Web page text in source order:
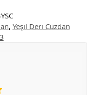
, Yeşil Deri Cüzdan